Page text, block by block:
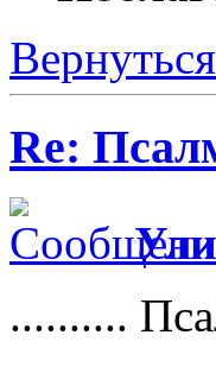
Re:
..........